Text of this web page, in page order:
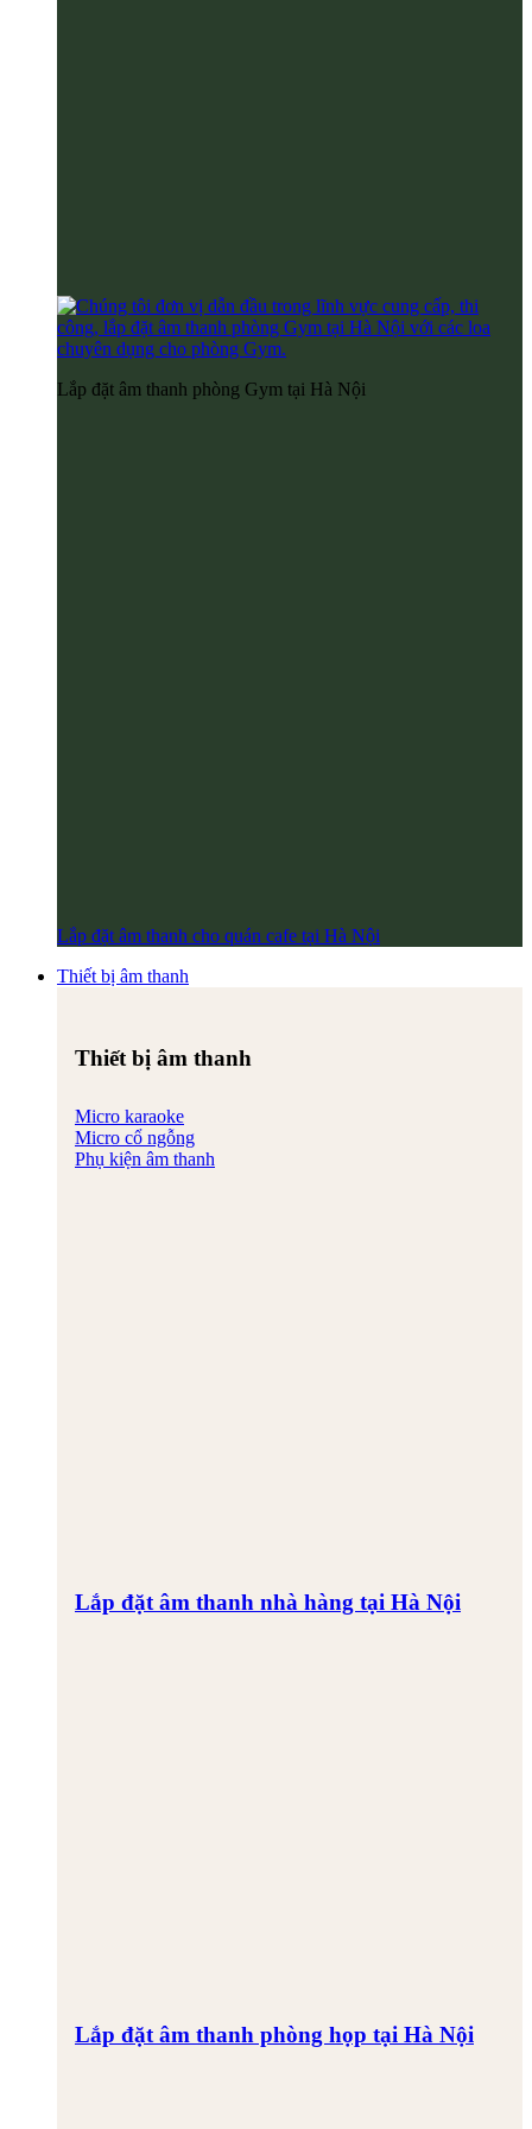
Lắp đặt âm thanh phòng Gym tại Hà Nội
Lắp đặt âm thanh cho quán cafe tại Hà Nội
Thiết bị âm thanh
Thiết bị âm thanh
Micro karaoke
Micro cổ ngỗng
Phụ kiện âm thanh
Lắp đặt âm thanh nhà hàng tại Hà Nội
Lắp đặt âm thanh phòng họp tại Hà Nội